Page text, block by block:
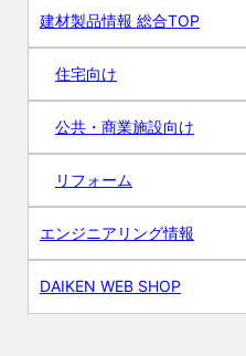
建材製品情報 総合TOP
住宅向け
公共・商業施設向け
リフォーム
エンジニアリング情報
DAIKEN WEB SHOP